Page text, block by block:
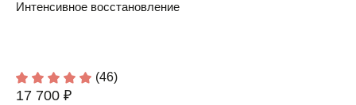
Интенсивное восстановление
(46)
17 700 ₽